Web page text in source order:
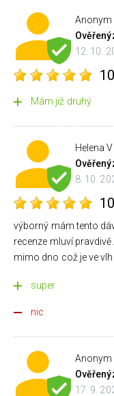
Anonym
Ověřený
12. 10.
Mám již druhý
Helena
Ověřený
8. 10.
výborný mám tento
recenze mluví
mimo dno což je ve
super
nic
Anonym
Ověřený
17. 9.